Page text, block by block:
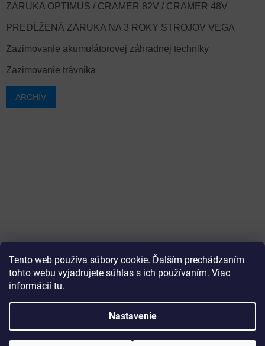
Tento web používa súbory cookie. Ďalším prechádzaním
tohto webu vyjadrujete súhlas s ich používaním. Viac
informácií tu.
Nastavenie
ZÁRUKA OPTIMUS / CRAMER 82V / CRAMER 48V
PREDĹŽENÁ ZÁRUKA NA 3 ROKY STROJOV VEGA
Zazimovanie akumulátorovej záhradnej techniky
Zazimovanie trávnika
ARCHÍV
. Všetky práva vyhradené.